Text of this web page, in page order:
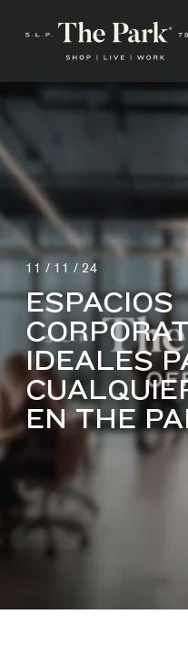
11 / 11 / 24
ESPACIOS
IDEALES
EN THE